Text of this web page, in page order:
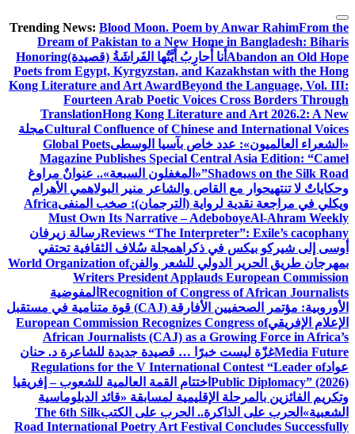
التجاوز
إلى
المحتوى
Trending News: Blood Moon. Poem by Anwar RahimFrom the
Dream of Pakistan to a New Home in Bangladesh: Biharis
Abandon an Old Hope أَنا أُحارِبُ أَيَّتُها الفَراشَةُ (قصيدة)Honoring
Poets from Egypt, Kyrgyzstan, and Kazakhstan with the Hong
Kong Literature and Art AwardBeyond the Language, Vol. III:
Fourteen Arab Poetic Voices Cross Borders Through
TranslationHong Kong Literature and Art 2026.2: A New
Cultural Confluence of Chinese and International Voicesمجلة
«الشعراء العالميون»: عدد خاص بآسيا الوسطىGlobal Poets
Magazine Publishes Special Central Asia Edition: “Camel
Shadows on the Silk Road” «المغفلون السبعة».. عنوانٌ مراوغ
وحكاياتٌ لا تنتهيحوار مع القاص والشاعر منير البولاهمي الأهرام
ويكلي في مراجعة نقدية لرواية (الترجمان): صخب المنفىAfrica
Must Own Its Narrative – AdeboboyeAl-Ahram Weekly
Reviews “The Interpreter”: Exile’s cacophanyرسالة زيرفان
أوسى إلى شيركو بيكس في ذكراهمجلة سُلاف الثقافية تحتفي
بمهرجان طريق الحرير الدولي للشعر والفنWorld Organization of
Writers President Applauds European Commission
Recognition of Congress of African Journalists المفوضية
الأوروبية: مؤتمر الصحفيين الأفارقة (CAJ) قوة متنامية في مستقبل
الإعلام الإفريقيEuropean Commission Recognizes Congress of
African Journalists (CAJ) as a Growing Force in Africa’s
Media Futureغزّة ليست خبرًا … قصيدة جديدة للشاعرة د. حنان
عوادRegulations for the V International Contest “Leader of
Public Diplomacy” (2026) اختتام القمة العالمية للشعوب – إفريقيا
وتكريم الفائزين بالمرحلة الإقليمية لمسابقة «قائد الدبلوماسية
الشعبية» الحرب على الذاكرة.. الحرب على الكتبThe 6th Silk
Road International Poetry Art Festival Concludes Successfully